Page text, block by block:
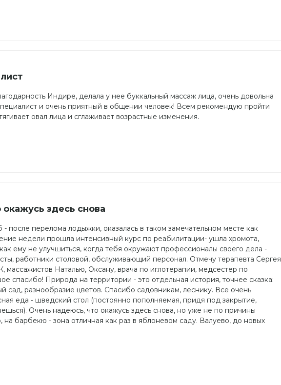
Индире, делала у нее буккальный массаж лица, очень довольна
и очень приятный в общении человек! Всем рекомендую пройти
овал лица и сглаживает возрастные изменения.
здесь снова
перелома лодыжки, оказалась в таком замечательном месте как
недели прошла интенсивный курс по реабилитации- ушла хромота,
ему не улучшиться, когда тебя окружают профессионалы своего дела -
работники столовой, обслуживающий персонал. Отмечу терапевта Сергея
массажистов Наталью, Оксану, врача по иглотерапии, медсестер по
спасибо! Природа на территории - это отдельная история, точнее сказка:
сад, разнообразие цветов. Спасибо садовникам, леснику. Все очень
еда - шведский стол (постоянно пополняемая, придя под закрытие,
Очень надеюсь, что окажусь здесь снова, но уже не по причины
на барбекю - зона отличная как раз в яблоневом саду. Валуево, до новых